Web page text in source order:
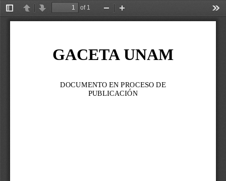
Toggle
Sidebar
PreviousNext
of 1
Zoom
Out
In
GACETA UNAM
DOCUMENTO EN PROCESO DE
PUBLICACIÓN